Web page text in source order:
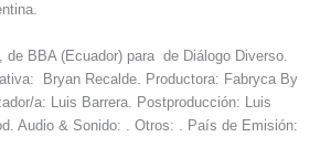
de BBA (Ecuador) para de Diálogo Diverso.
Bryan Recalde. Productora: Fabryca By
a: Luis Barrera. Postproducción: Luis
Audio & Sonido: . Otros: . País de Emisión: